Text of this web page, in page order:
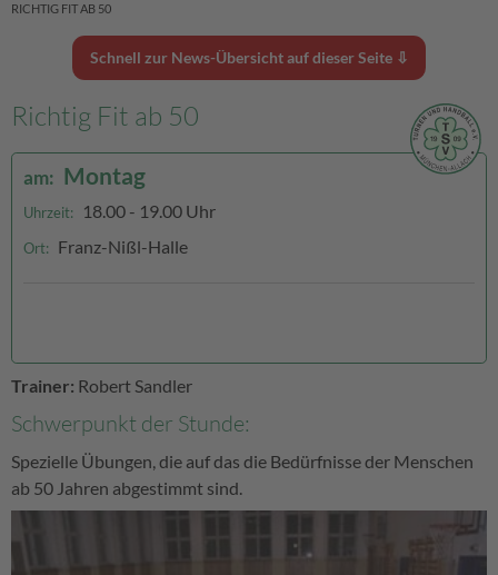
RICHTIG FIT AB 50
Schnell zur News-Übersicht auf dieser Seite ⇩
Richtig Fit ab 50
am: Montag
Uhrzeit: 18.00 - 19.00 Uhr
Ort: Franz-Nißl-Halle
Trainer: Robert Sandler
Schwerpunkt der Stunde:
Spezielle Übungen, die auf das die Bedürfnisse der Menschen
ab 50 Jahren abgestimmt sind.